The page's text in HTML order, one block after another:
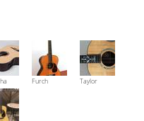
R
Furch
Taylor